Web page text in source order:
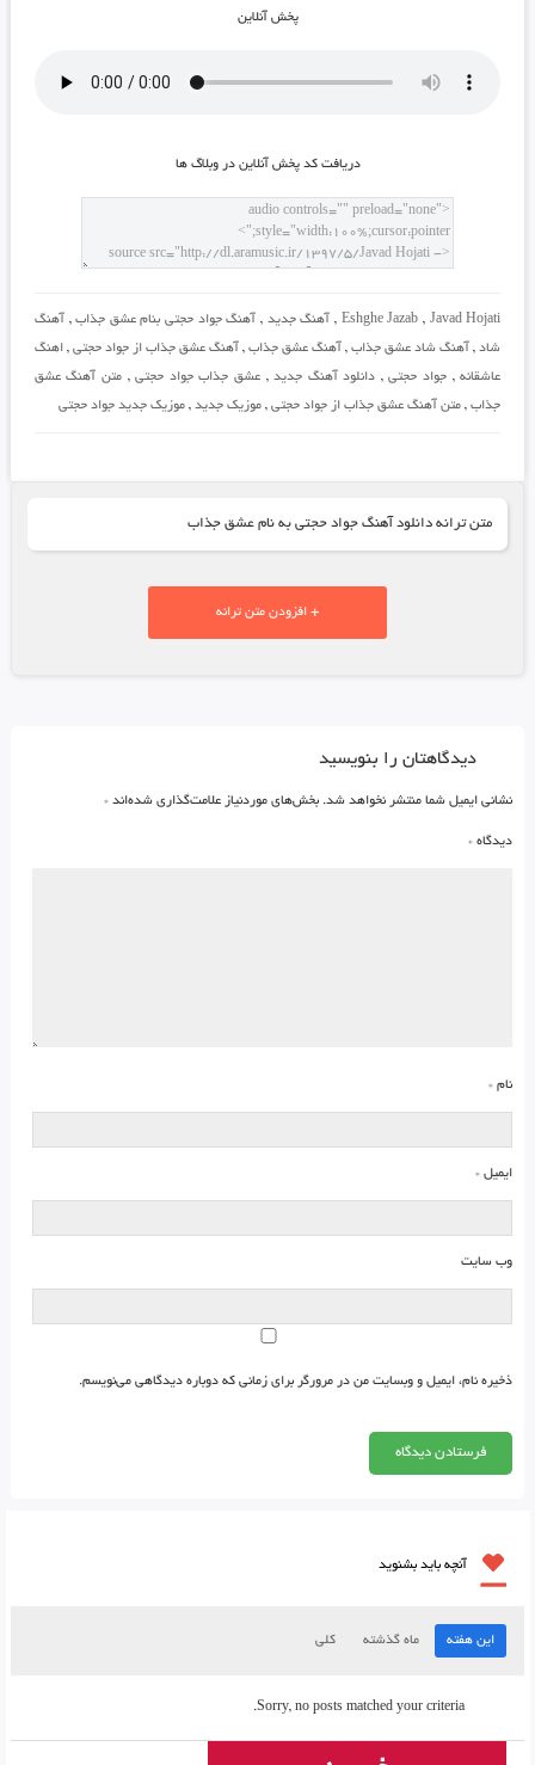
پخش آنلاين
دريافت کد پخش آنلاين در وبلاگ ها
Eshghe Jazab , Javad Hojati
, آهنگ جدید , آهنگ جواد حجتی بنام عشق جذاب, آهنگ
شاد, آهنگ شاد عشق جذاب, آهنگ عشق جذاب, آهنگ عشق جذاب از جواد حجتی ,اهنگ
عاشقانه, جواد حجتی, دانلود آهنگ جدید,عشق جذاب جواد حجتی, متن آهنگ عشق
جذاب, متن آهنگ عشق جذاب از جواد حجتی, موزیک جدید, موزیک جدید جواد حجتی
متن ترانه دانلود آهنگ جواد حجتی به نام عشق جذاب
+ افزودن متن ترانه
دیدگاهتان را بنویسید
نشانی ایمیل شما منتشر نخواهد شد. بخش‌های موردنیاز علامت‌گذاری شده‌اند *
دیدگاه *
نام *
ایمیل *
وب‌ سایت
ذخیره نام، ایمیل و وبسایت من در مرورگر برای زمانی که دوباره دیدگاهی می‌نویسم.
آنچه باید بشنوید
این هفته ماه گذشته کلی
Sorry, no posts matched your criteria.